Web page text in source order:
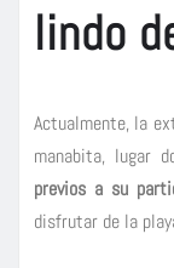
lindo
Actualmente, la
manabita, lugar
previos a su
disfrutar de la